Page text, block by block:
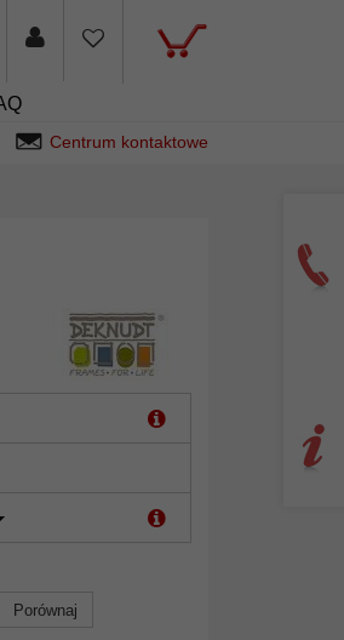
Centrum kontaktowe
Porównaj